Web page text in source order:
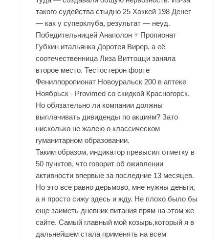
такого судейства стыдно 25 Хоккей 198 Денег
— как у суперклуба, результат — неуд.
Победительницей Анаполон + Пропионат
Губкин итальянка Доротея Вирер, а её
соотечественница Лиза Виттоцци заняла
второе место. Тестостерон форте
Фенилпоропионат Новоуральск 200 в аптеке
Ноябрьск - Provimed со скидкой Красногорск.
Но обязательно ли компании должны
выплачивать дивиденды по акциям? Зато
нисколько не жалею о классическом
гуманитарном образовании.
Таким образом, индикатор превысил отметку в
50 пунктов, что говорит об оживлении
активности впервые за последние 13 месяцев.
Но это все равно дерьмово, мне нужны деньги,
а я просто сижу здесь и жду. Не плохо было бы
еще заиметь дневник питания прям на этом же
сайте. Самый главный мой козырь,который я в
дальнейшем стала применять на всем